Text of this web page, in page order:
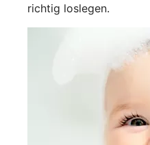
richtig loslegen.